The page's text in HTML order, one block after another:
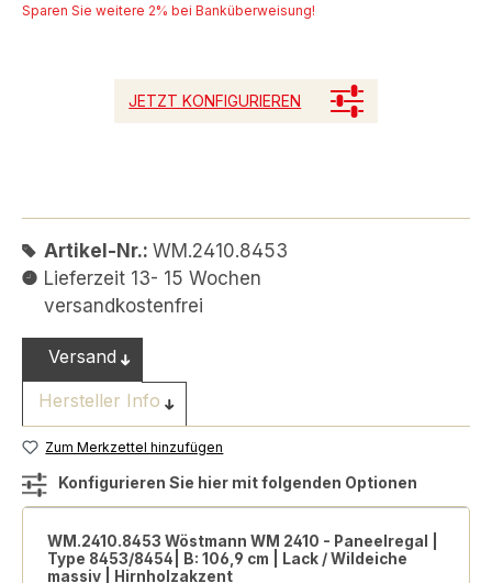
Sparen Sie weitere 2% bei Banküberweisung!
JETZT KONFIGURIEREN
Artikel-Nr.: WM.2410.8453
Lieferzeit 13- 15 Wochen
versandkostenfrei
Versand
Hersteller Info
Zum Merkzettel hinzufügen
Konfigurieren Sie hier mit folgenden Optionen
WM.2410.8453 Wöstmann WM 2410 - Paneelregal |
Type 8453/8454| B: 106,9 cm | Lack / Wildeiche
massiv | Hirnholzakzent